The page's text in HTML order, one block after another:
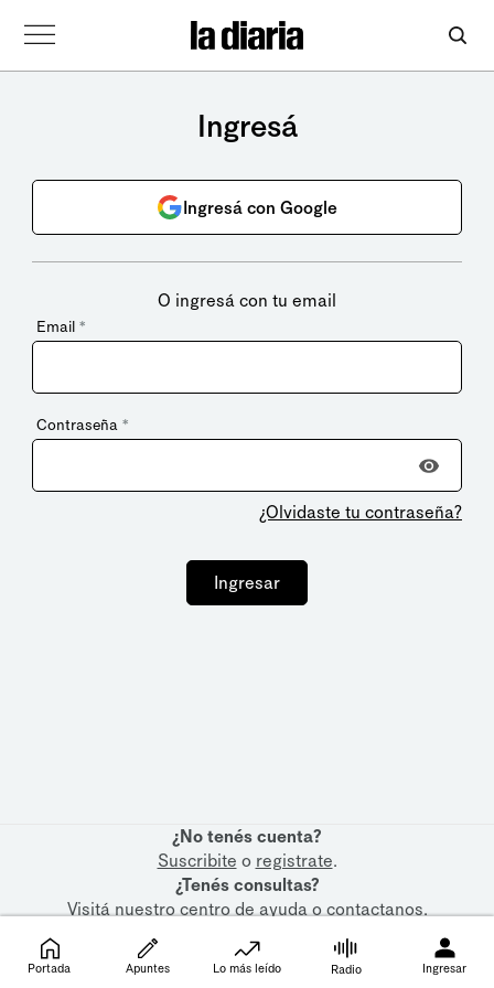
Ingresá
Ingresá con Google
O ingresá con tu email
Email *
Contraseña *
¿Olvidaste tu contraseña?
Ingresar
¿No tenés cuenta?
Suscribite o registrate.
¿Tenés consultas?
Visitá nuestrocentro de ayudaocontactanos.
Portada Apuntes Lo más leído Radio Ingresar